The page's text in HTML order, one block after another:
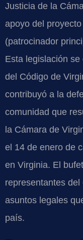
Justicia de la
apoyo del
(patrocinador
Esta legislación
del Código de
contribuyó a la
comunidad que
la Cámara de
el 14 de enero de
en Virginia. El
representantes
asuntos legales
país.